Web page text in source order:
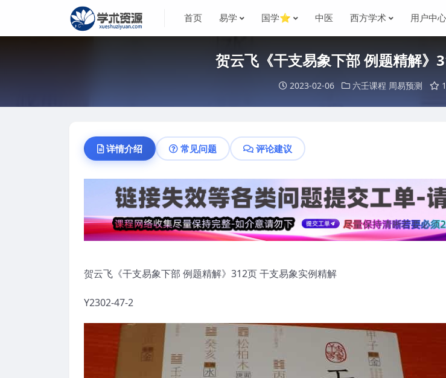
首页 易学 国学⭐ 中医 西方学术 用户中
贺云飞《干支易象下部 例题精解》
2023-02-06 六壬课程 周易预测 1
详情介绍 常见问题 评论建议
贺云飞《干支易象下部 例题精解》312页 干支易象实例精解
Y2302-47-2